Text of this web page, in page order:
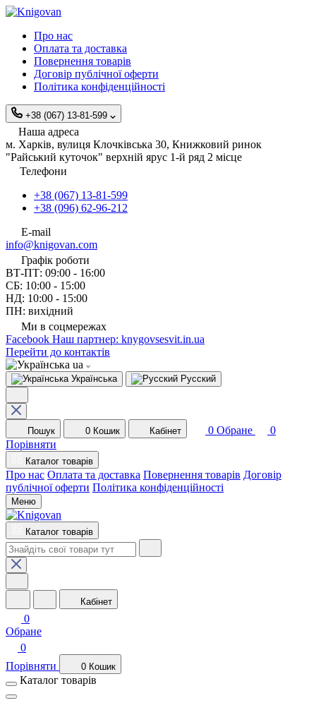
Про нас
Оплата та доставка
Повернення товарів
Договір публічної оферти
Політика конфіденційності
+38 (067) 13-81-599
Наша адреса
м. Харків, вулиця Клочківська 30, Книжковий ринок
"Райський куточок" верхній ярус 1-й ряд 2 місце
Телефони
+38 (067) 13-81-599
+38 (096) 62-96-212
E-mail
info@knigovan.com
Графік роботи
ВТ-ПТ: 09:00 - 16:00
СБ: 10:00 - 15:00
НД: 10:00 - 15:00
ПН: вихідний
Ми в соцмережах
Facebook Наш партнер: knygovsesvit.in.ua
Перейти до контактів
ua
Українська Русский
Пошук 0 Кошик Кабінет 0 Обране
0
Порівняти
Каталог товарів
Про нас Оплата та доставка Повернення товарів Договір
публічної оферти Політика конфіденційності
Меню
Каталог товарів
Кабінет
0
Обране
0
Порівняти
0 Кошик
Каталог товарів